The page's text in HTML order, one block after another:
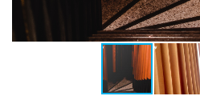
- Vải bố: Dày dặn, mộc mạc,
gian theo phong cách vintage.